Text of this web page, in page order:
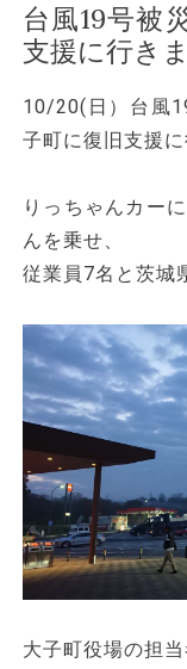
台風19号被
支援に行き
10/20(日）台風
子町に復旧支援に
りっちゃんカー
んを乗せ、
従業員7名と茨城
大子町役場の担